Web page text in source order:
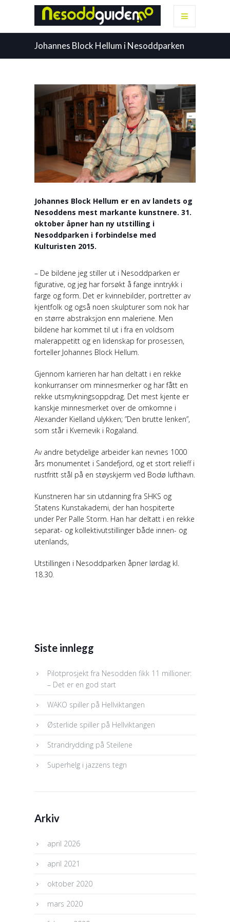
Johannes Block Hellum i Nesoddparken
Johannes Block Hellum er en av landets og
Nesoddens mest markante kunstnere. 31.
oktober åpner han ny utstilling i
Nesoddparken i forbindelse med
Kulturisten 2015.
– De bildene jeg stiller ut i Nesoddparken er
figurative, og jeg har forsøkt å fange inntrykk i
farge og form. Det er kvinnebilder, portretter av
kjentfolk og også noen skulpturer som nok har
en større abstraksjon enn maleriene. Men
bildene har kommet til ut i fra en voldsom
malerappetitt og en lidenskap for prosessen,
forteller Johannes Block Hellum.
Gjennom karrieren har han deltatt i en rekke
konkurranser om minnesmerker og har fått en
rekke utsmykningsoppdrag. Det mest kjente er
kanskje minnesmerket over de omkomne i
Alexander Kielland ulykken; ”Den brutte lenken”,
som står i Kvernevik i Rogaland.
Av andre betydelige arbeider kan nevnes 1000
års monumentet i Sandefjord, og et stort relieff i
rustfritt stål på en støyskjerm ved Bodø lufthavn.
Kunstneren har sin utdanning fra SHKS og
Statens Kunstakademi, der han hospiterte
under Per Palle Storm. Han har deltatt i en rekke
separat- og kollektivutstillinger både innen- og
utenlands,
Utstillingen i Nesoddparken åpner lørdag kl.
18.30.
Siste innlegg
Pilotprosjekt fra Nesodden fikk 11 millioner:
– Det er en god start
WAKO spiller på Hellviktangen
Østerlide spiller på Hellviktangen
Strandrydding på Steilene
Superhelg i jazzens tegn
Arkiv
april 2026
april 2021
oktober 2020
mars 2020